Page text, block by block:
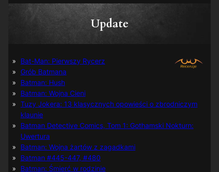
Update
Bat-Man: Pierwszy Rycerz
Grób Batmana
Batman: Hush
Batman: Wojna Cieni
Tuzy Jokera: 13 klasycznych opowieści o zbrodniczym
klaunie
Batman Detective Comics, Tom 1: Gothamski Nokturn:
Uwertura
Batman: Wojna żartów z zagadkami
Batman #445-447, #480
Batman: Śmierć w rodzinie